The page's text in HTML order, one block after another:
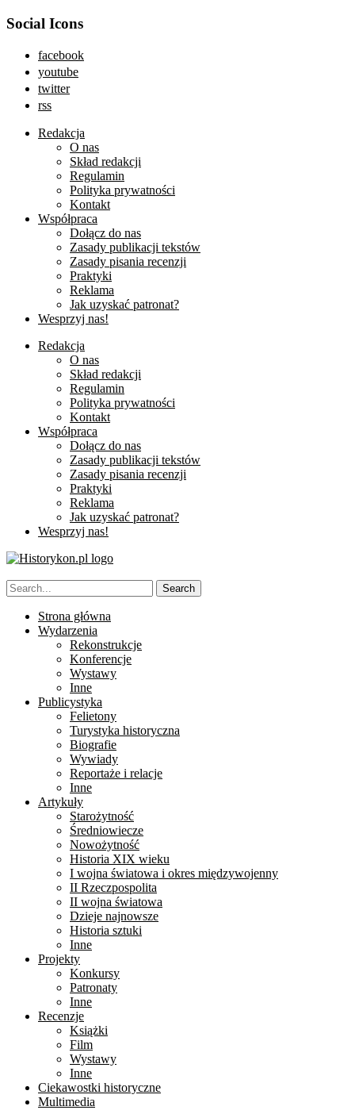
Social Icons
facebook
youtube
twitter
rss
Redakcja
O nas
Skład redakcji
Regulamin
Polityka prywatności
Kontakt
Współpraca
Dołącz do nas
Zasady publikacji tekstów
Zasady pisania recenzji
Praktyki
Reklama
Jak uzyskać patronat?
Wesprzyj nas!
Redakcja
O nas
Skład redakcji
Regulamin
Polityka prywatności
Kontakt
Współpraca
Dołącz do nas
Zasady publikacji tekstów
Zasady pisania recenzji
Praktyki
Reklama
Jak uzyskać patronat?
Wesprzyj nas!
Strona główna
Wydarzenia
Rekonstrukcje
Konferencje
Wystawy
Inne
Publicystyka
Felietony
Turystyka historyczna
Biografie
Wywiady
Reportaże i relacje
Inne
Artykuły
Starożytność
Średniowiecze
Nowożytność
Historia XIX wieku
I wojna światowa i okres międzywojenny
II Rzeczpospolita
II wojna światowa
Dzieje najnowsze
Historia sztuki
Inne
Projekty
Konkursy
Patronaty
Inne
Recenzje
Książki
Film
Wystawy
Inne
Ciekawostki historyczne
Multimedia